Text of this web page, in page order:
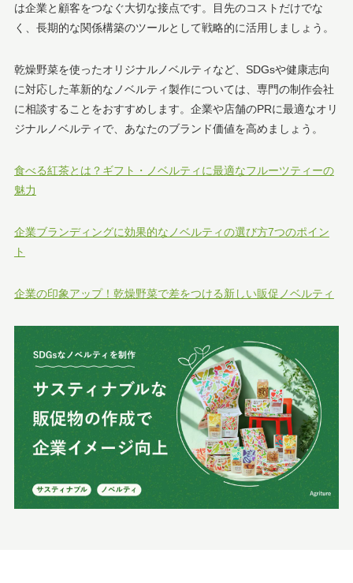
は企業と顧客をつなぐ大切な接点です。目先のコストだけでな
く、長期的な関係構築のツールとして戦略的に活用しましょう。
乾燥野菜を使ったオリジナルノベルティなど、SDGsや健康志向
に対応した革新的なノベルティ製作については、専門の制作会社
に相談することをおすすめします。企業や店舗のPRに最適なオリ
ジナルノベルティで、あなたのブランド価値を高めましょう。
食べる紅茶とは？ギフト・ノベルティに最適なフルーツティーの
魅力
企業ブランディングに効果的なノベルティの選び方7つのポイン
ト
企業の印象アップ！乾燥野菜で差をつける新しい販促ノベルティ